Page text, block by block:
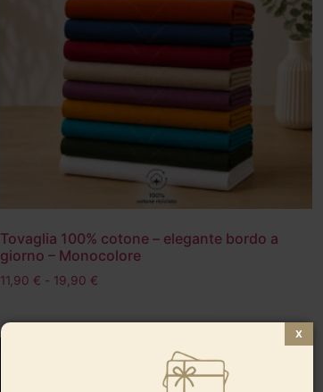
Tovaglia 100% cotone – elegante bordo a
giorno – Monocolore
11,90 € - 19,90 €